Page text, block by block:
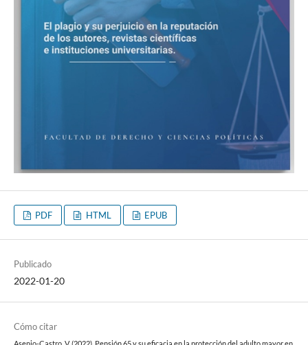
PDF HTML EPUB
Publicado
2022-01-20
Cómo citar